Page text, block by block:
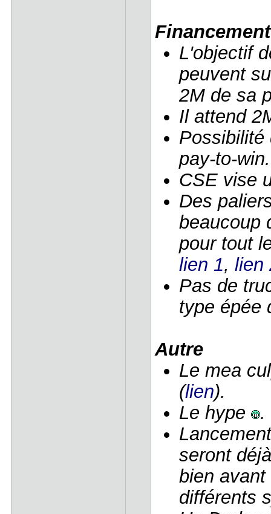
Financement
L'objectif
peuvent
2M de sa
Il attend
Possibilité
pay-to-
CSE vise
Des
beaucoup
pour tout
lien 1,lien
Pas de
type épée
Autre
Le mea
(lien).
Le hype .
seront
bien
différents